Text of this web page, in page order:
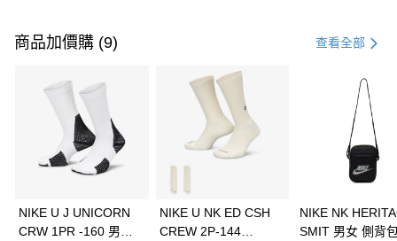
信用卡一次付款
3 期 0 利率 每期 21家銀行
合作金庫商業銀行
第一商業銀行
華南商業銀行
彰化商業銀行
上海商業儲蓄銀行
Apple Pay
全盈+PAY
商品加價購 (9) 查看全部
NIKE U J UNICORN
CRW 1PR -160 男女
NIKE U NK ED CSH
CREW 2P-144
NIKE NK
SMIT 男女 側背